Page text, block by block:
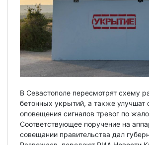
В Севастополе пересмотрят схему
бетонных укрытий, а также улучшат
оповещения сигналов тревог по
Соответствующее поручение на
совещании правительства дал